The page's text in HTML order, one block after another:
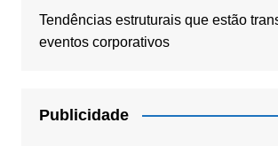
Tendências estruturais que estão
eventos corporativos
Publicidade